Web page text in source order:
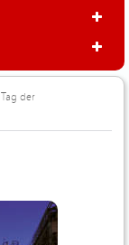
Tag der